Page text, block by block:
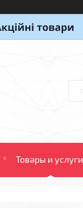
Товары и услуги